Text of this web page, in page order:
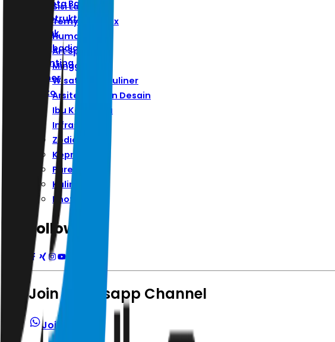
Ibu Kota Baru
Infrastruktur
Zodiak
Kepribadian
Parenting
Kuliner
Photo
Sisi Lain
Ternyata Hoax
Humaniora
Art Space
Minggu
Wisata Dan Kuliner
Arsitektur Dan Desain
Ibu Kota Baru
Infrastruktur
Zodiak
Kepribadian
Parenting
Kuliner
Photo
Follow Us
Join Whatsapp Channel
Join Channel